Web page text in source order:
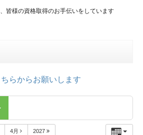
皆様の資格取得のお手伝いをしています
らからお願いします
4月 2027